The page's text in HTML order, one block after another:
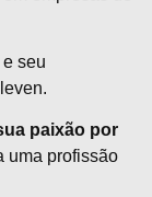
seu
paixão por
uma profissão